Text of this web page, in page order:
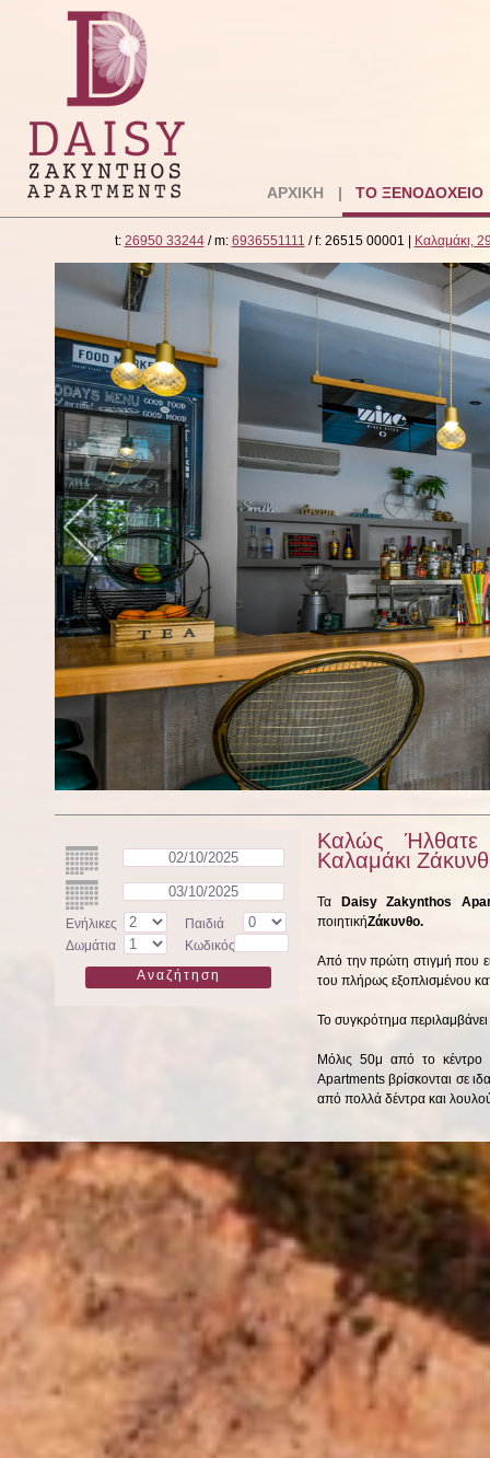
ΑΡΧΙΚΗ ΤΟ ΞΕΝΟΔΟΧΕΙΟ
t: 26950 33244/ m: 6936551111 / f: 26515 00001 | Καλαμάκι,
Ενήλικες
Παιδιά
Δωμάτια
Κωδικός
Καλώς Ήλθατε
Καλαμάκι
Τα
Daisy Zakynthos
ποιητικήΖάκυνθο.
Από την πρώτη στιγμή που
του πλήρως εξοπλισμένου
Το συγκρότημα
Μόλις 50μ από το κέντρο
Apartments βρίσκονται σε
από πολλά δέντρα και